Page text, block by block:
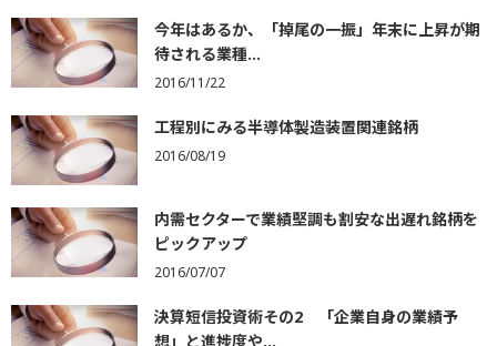
今年はあるか、「掉尾の一振」年末に上昇が期
待される業種...
2016/11/22
工程別にみる半導体製造装置関連銘柄
2016/08/19
内需セクターで業績堅調も割安な出遅れ銘柄を
ピックアップ
2016/07/07
決算短信投資術その2 「企業自身の業績予
想」と進捗度や...